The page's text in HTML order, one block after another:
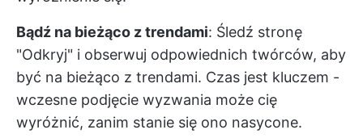
Bądź na bieżąco z trendami: Śledź stronę
"Odkryj" i obserwuj odpowiednich twórców, aby
być na bieżąco z trendami. Czas jest kluczem -
wczesne podjęcie wyzwania może cię
wyróżnić, zanim stanie się ono nasycone.